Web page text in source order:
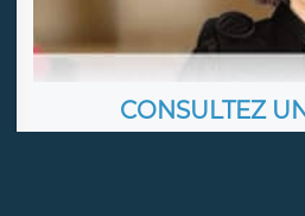
CONSULTEZ